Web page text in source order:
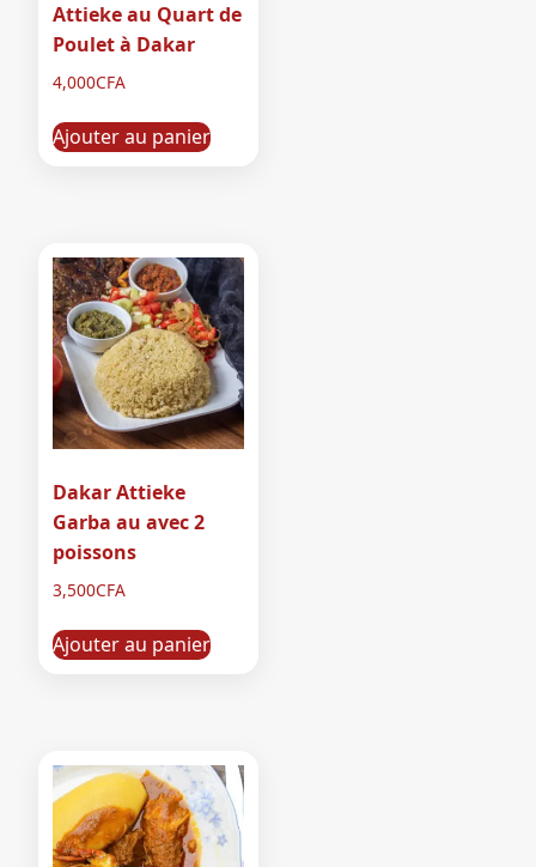
Attieke au Quart de
Poulet à Dakar
4,000CFA
Ajouter au panier
Dakar Attieke
Garba au avec 2
poissons
3,500CFA
Ajouter au panier